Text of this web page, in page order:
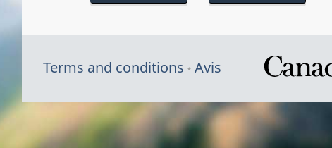
Terms and conditions Avis